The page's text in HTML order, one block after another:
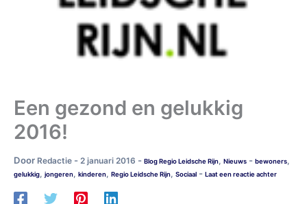
Een gezond en gelukkig
2016!
Door Redactie - 2 januari 2016 - Blog Regio Leidsche Rijn, Nieuws - bewoners,
gelukkig, jongeren, kinderen, Regio Leidsche Rijn, Sociaal - Laat een reactie achter